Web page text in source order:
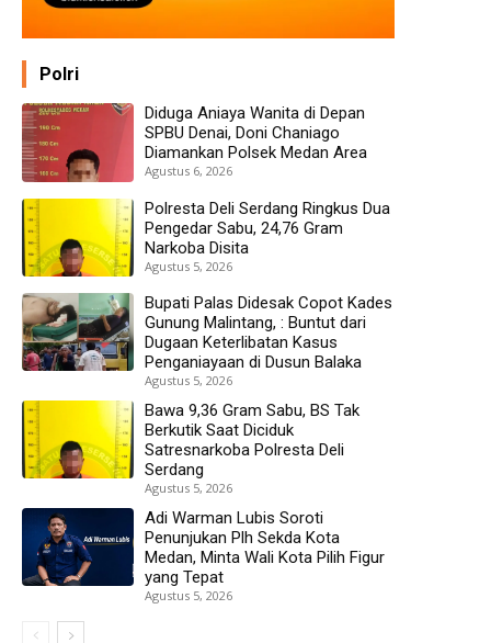
Polri
Diduga Aniaya Wanita di Depan
SPBU Denai, Doni Chaniago
Diamankan Polsek Medan Area
Agustus 6, 2026
Polresta Deli Serdang Ringkus Dua
Pengedar Sabu, 24,76 Gram
Narkoba Disita
Agustus 5, 2026
Bupati Palas Didesak Copot Kades
Gunung Malintang, : Buntut dari
Dugaan Keterlibatan Kasus
Penganiayaan di Dusun Balaka
Agustus 5, 2026
Bawa 9,36 Gram Sabu, BS Tak
Berkutik Saat Diciduk
Satresnarkoba Polresta Deli
Serdang
Agustus 5, 2026
Adi Warman Lubis Soroti
Penunjukan Plh Sekda Kota
Medan, Minta Wali Kota Pilih Figur
yang Tepat
Agustus 5, 2026